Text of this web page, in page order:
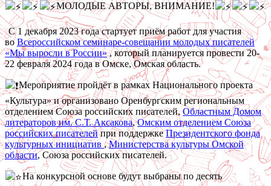
МОЛОДЫЕ АВТОРЫ, ВНИМАНИЕ!
С 1 декабря 2023 года стартует приём работ для участия
воВсероссийском семинаре-совещании молодых писателей
«Мы выросли в России», который планируется провести 20-
22 февраля 2024 года в Омске, Омская область.
Мероприятие пройдёт в рамках Национального проекта
«Культура» и организовано Оренбургским региональным
отделением Союза российских писателей,Областным Домом
литераторов им. С.Т. Аксакова,Омским отделением Союза
российских писателейпри поддержкеПрезидентского фонда
культурных инициатив ,Министерства культуры Омской
области, Союза российских писателей.
На конкурсной основе будут выбраны по десять